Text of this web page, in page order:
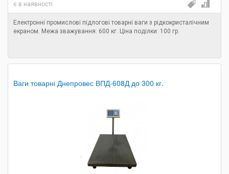
є в наявності
Електронні промислові підлогові товарні ваги з рідкокристалічним
екраном. Межа зважування: 600 кг. Ціна поділки: 100 гр.
Ваги товарні Днепровес ВПД-608Д до 300 кг.